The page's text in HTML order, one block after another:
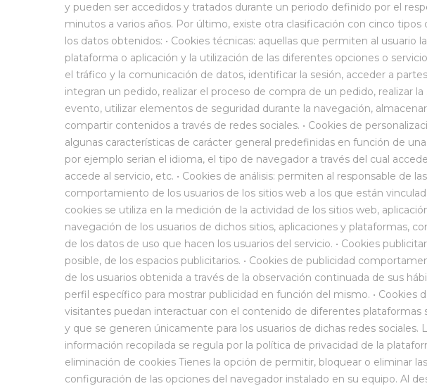
y pueden ser accedidos y tratados durante un periodo definido por el
minutos a varios años. Por último, existe otra clasificación con cinco
los datos obtenidos: • Cookies técnicas: aquellas que permiten al usuario
plataforma o aplicación y la utilización de las diferentes opciones o
el tráfico y la comunicación de datos, identificar la sesión, acceder a
integran un pedido, realizar el proceso de compra de un pedido, realizar
evento, utilizar elementos de seguridad durante la navegación,
compartir contenidos a través de redes sociales. • Cookies de
algunas características de carácter general predefinidas en función de
por ejemplo serian el idioma, el tipo de navegador a través del cual
accede al servicio, etc. • Cookies de análisis: permiten al responsable de
comportamiento de los usuarios de los sitios web a los que están
cookies se utiliza en la medición de la actividad de los sitios web,
navegación de los usuarios de dichos sitios, aplicaciones y plataformas,
de los datos de uso que hacen los usuarios del servicio. • Cookies
posible, de los espacios publicitarios. • Cookies de publicidad
de los usuarios obtenida a través de la observación continuada de sus
perfil específico para mostrar publicidad en función del mismo. • Cookies
visitantes puedan interactuar con el contenido de diferentes plataformas
y que se generen únicamente para los usuarios de dichas redes sociales.
información recopilada se regula por la política de privacidad de la
eliminación de cookies Tienes la opción de permitir, bloquear o eliminar
configuración de las opciones del navegador instalado en su equipo. Al